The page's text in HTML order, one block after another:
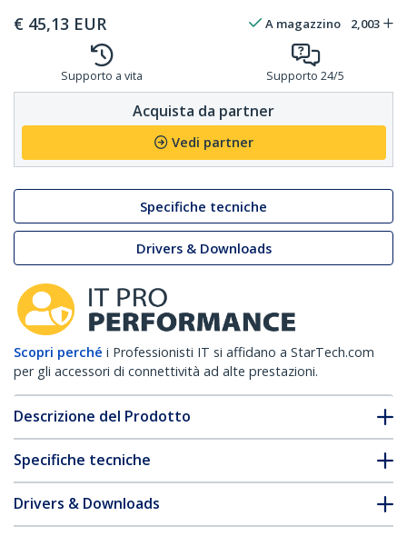
€ 45,13 EUR A magazzino 2,003
Supporto a vita Supporto 24/5
Acquista da partner
Vedi partner
Specifiche tecniche
Drivers & Downloads
Scopri perché i Professionisti IT si affidano a StarTech.com
per gli accessori di connettività ad alte prestazioni.
Descrizione del Prodotto
Specifiche tecniche
Drivers & Downloads